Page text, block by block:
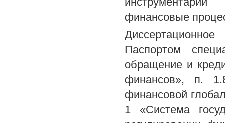
финансовые
Паспортом
обращение и
финансов», п.
финансовой
1 «Система